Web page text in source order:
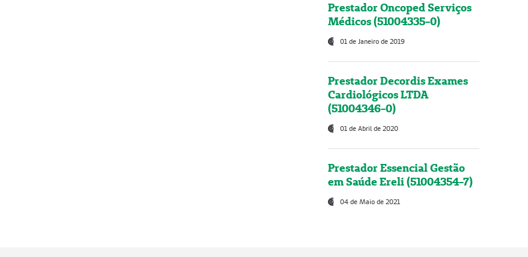
Prestador Oncoped Serviços
Médicos (51004335-0)
01 de Janeiro de 2019
Prestador Decordis Exames
Cardiológicos LTDA
(51004346-0)
01 de Abril de 2020
Prestador Essencial Gestão
em Saúde Ereli (51004354-7)
04 de Maio de 2021